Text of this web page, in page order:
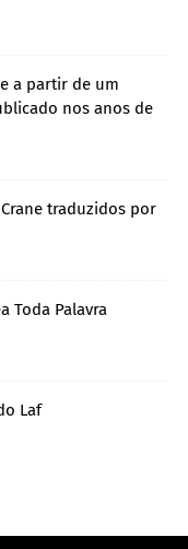
a partir de um
nos anos de
traduzidos por
Toda Palavra
Laf